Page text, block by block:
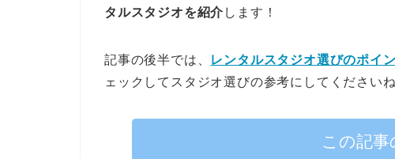
タルスタジオを紹介 します！
記事の後半では、 レンタルスタジオ選びのポイ
ェックしてスタジオ選びの参考にしてくださいね
この記事